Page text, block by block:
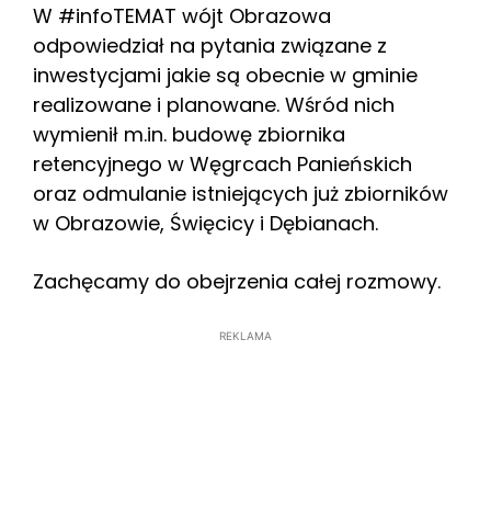
W #infoTEMAT wójt Obrazowa
odpowiedział na pytania związane z
inwestycjami jakie są obecnie w gminie
realizowane i planowane. Wśród nich
wymienił m.in. budowę zbiornika
retencyjnego w Węgrcach Panieńskich
oraz odmulanie istniejących już zbiorników
w Obrazowie, Święcicy i Dębianach.
Zachęcamy do obejrzenia całej rozmowy.
REKLAMA